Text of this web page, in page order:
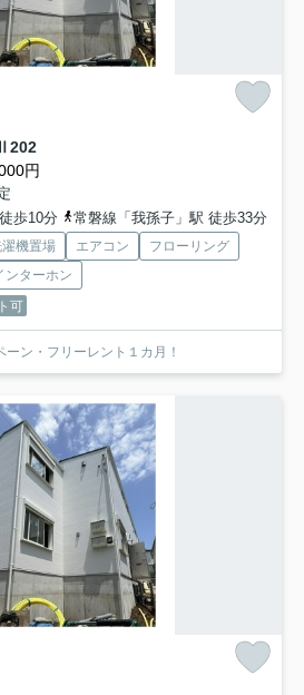
202
円
歩10分
常磐線「我孫子」駅 徒歩33分
機置場 エアコン
フローリング
ンターホン
可
ン・フリーレント１カ月！